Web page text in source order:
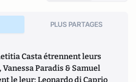
PLUS PARTAGES
Casta étrennent leurs
Paradis & Samuel
le leur; Leonardo di Caprio